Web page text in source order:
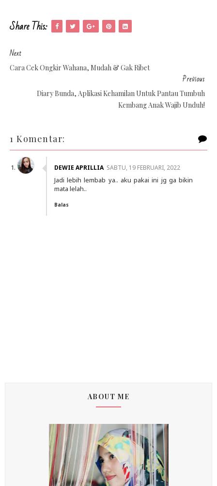
Share This:
Next
Cara Cek Ongkir Wahana, Mudah & Gak Ribet
Previous
Diary Bunda, Aplikasi Kehamilan Untuk Pantau Tumbuh
Kembang Anak Wajib Unduh!
1 Komentar:
DEWIE APRILLIA SABTU, 19 FEBRUARI, 2022
Jadi lebih lembab ya.. aku pakai ini jg ga bikin
mata lelah..
Balas
ABOUT ME